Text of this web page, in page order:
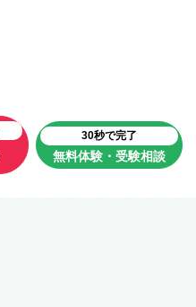
30秒で完了
無料体験・受験相談